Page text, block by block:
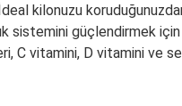
kilonuzu
sistemini güçlendirmek
C vitamini, D vitamini ve